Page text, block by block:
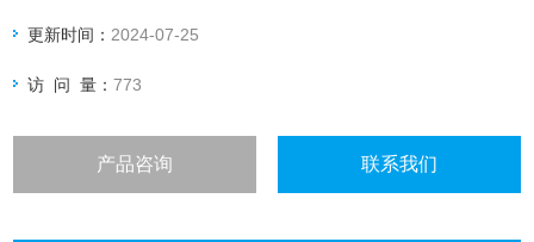
更新时间： 2024-07-25
访 问 量：773
产品咨询 联系我们